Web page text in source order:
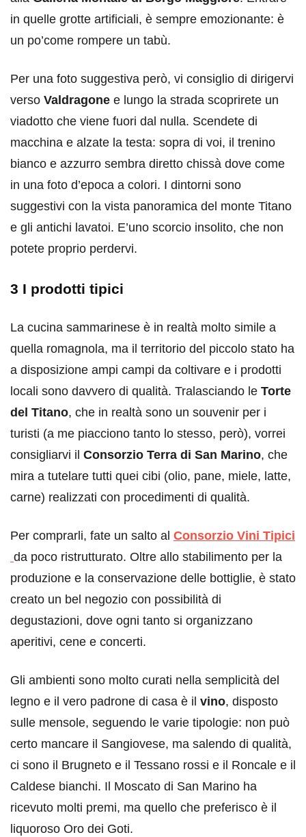
in quelle grotte artificiali, è sempre emozionante: è
un po’come rompere un tabù.
Per una foto suggestiva però, vi consiglio di dirigervi
verso Valdragone e lungo la strada scoprirete un
viadotto che viene fuori dal nulla. Scendete di
macchina e alzate la testa: sopra di voi, il trenino
bianco e azzurro sembra diretto chissà dove come
in una foto d’epoca a colori. I dintorni sono
suggestivi con la vista panoramica del monte Titano
e gli antichi lavatoi. E’uno scorcio insolito, che non
potete proprio perdervi.
3 I prodotti tipici
La cucina sammarinese è in realtà molto simile a
quella romagnola, ma il territorio del piccolo stato ha
a disposizione ampi campi da coltivare e i prodotti
locali sono davvero di qualità. Tralasciando le Torte
del Titano, che in realtà sono un souvenir per i
turisti (a me piacciono tanto lo stesso, però), vorrei
consigliarvi il Consorzio Terra di San Marino, che
mira a tutelare tutti quei cibi (olio, pane, miele, latte,
carne) realizzati con procedimenti di qualità.
Per comprarli, fate un salto al Consorzio Vini Tipici
da poco ristrutturato. Oltre allo stabilimento per la
produzione e la conservazione delle bottiglie, è stato
creato un bel negozio con possibilità di
degustazioni, dove ogni tanto si organizzano
aperitivi, cene e concerti.
Gli ambienti sono molto curati nella semplicità del
legno e il vero padrone di casa è il vino, disposto
sulle mensole, seguendo le varie tipologie: non può
certo mancare il Sangiovese, ma salendo di qualità,
ci sono il Brugneto e il Tessano rossi e il Roncale e il
Caldese bianchi. Il Moscato di San Marino ha
ricevuto molti premi, ma quello che preferisco è il
liquoroso Oro dei Goti.